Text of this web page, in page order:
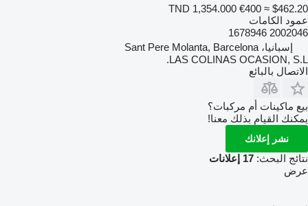
TND 1,354.000 €400 ≈ $462.20
عمود الكامات
2002046 1678946
إسبانيا، Sant Pere Molanta, Barcelona
LAS COLINAS OCASION, S.L.
الاتصال بالبائع
بيع ماكينات أم مركبات؟
يمكنك القيام بذلك معنا!
نشر إعلانك
نتائج البحث: 17 إعلانات
عرض